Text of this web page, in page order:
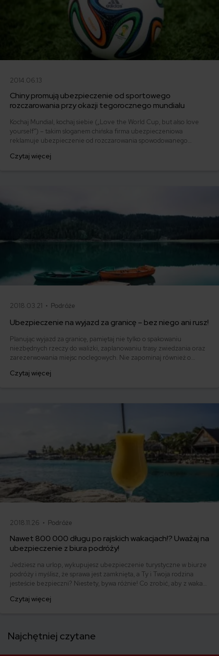
2014.06.13
Chiny promują ubezpieczenie od sportowego
rozczarowania przy okazji tegorocznego mundialu
Kochaj Mundial, kochaj siebie („Love the World Cup, but also love
yourself”) – takim sloganem chińska firma ubezpieczeniowa
reklamuje ubezpieczenie od rozczarowania spowodowanego
piłce nożnej.
Czytaj więcej
2018.03.21 • Podróże
Ubezpieczenie na wyjazd za granicę – bez niego ani rusz!
Planując wyjazd za granicę, pamiętaj nie tylko o spakowaniu
niezbędnych rzeczy do walizki, zaplanowaniu trasy zwiedzania oraz
zarezerwowania miejsc noclegowych. Nie zapominaj również o
ochroni nie tylko Twoje życie lub zdrowie ale również Twoje
Czytaj więcej
2018.11.26 • Podróże
Nawet 800 000 długu po rajskich wakacjach!? Uważaj na
ubezpieczenie z biura podróży!
Jedziesz na urlop, wykupujesz ubezpieczenie turystyczne w biurze
podróży i myślisz, że sprawa jest zamknięta, a Ty i Twoja rodzina
jesteście bezpieczni? Niestety, bywa różnie! Co zrobić, aby z wakacji
Czytaj więcej
Najchętniej czytane